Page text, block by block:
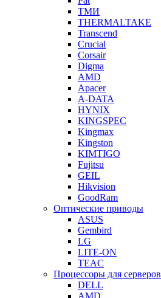
ТМИ
THERMALTAKE
Transcend
Crucial
Corsair
Digma
AMD
Apacer
A-DATA
HYNIX
KINGSPEC
Kingmax
Kingston
KIMTIGO
Fujitsu
GEIL
Hikvision
GoodRam
Оптические приводы
ASUS
Gembird
LG
LITE-ON
TEAC
Процессоры для серверов
DELL